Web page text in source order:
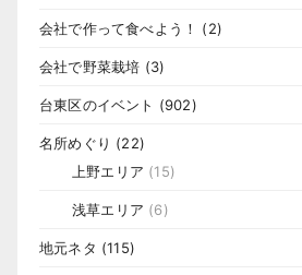
会社で作って食べよう！ (2)
会社で野菜栽培 (3)
台東区のイベント (902)
名所めぐり (22)
上野エリア (15)
浅草エリア (6)
地元ネタ (115)